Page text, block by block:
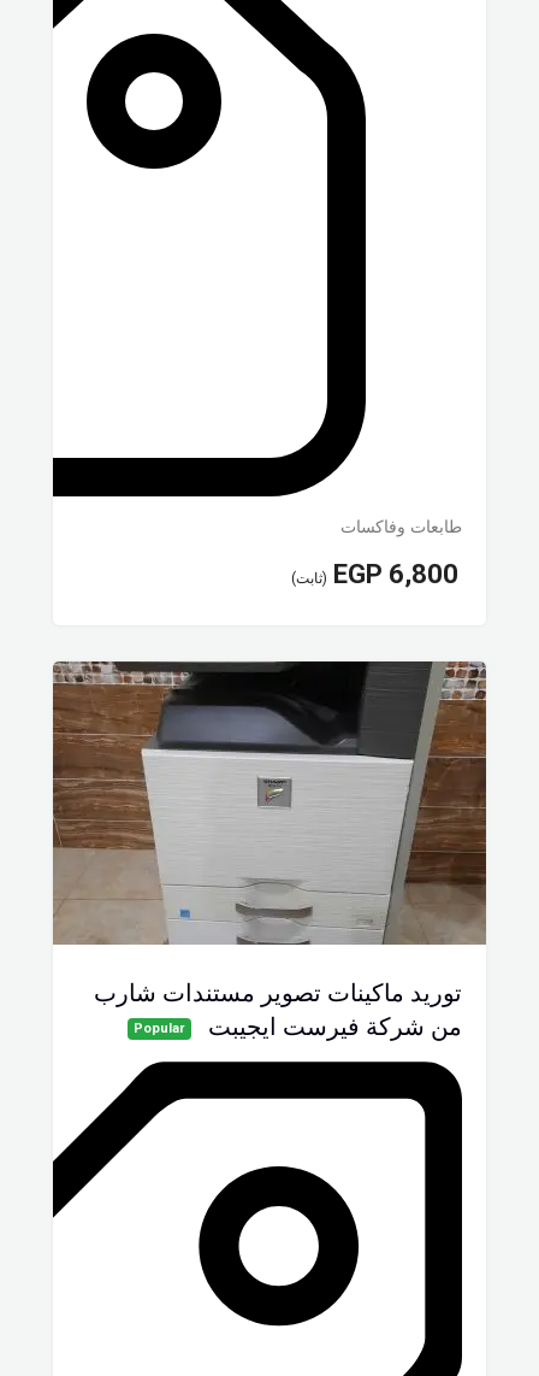
طابعات وفاكسات
EGP 6,800 (ثابت)
توريد ماكينات تصوير مستندات شارب
من شركة فيرست ايجيبت
Popular